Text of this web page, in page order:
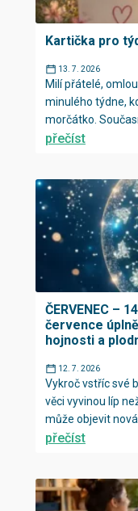
Kartička pro
13. 7. 2026
Milí přátelé,
minulého týdne,
morčátko.
přečíst
ČERVENEC –
července
hojnosti a
12. 7. 2026
Vykroč vstříc své
věci vyvinou líp
může objevit nová
přečíst